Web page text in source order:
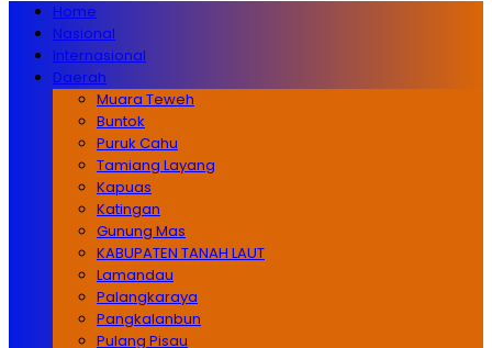
Home
Nasional
Internasional
Daerah
Muara Teweh
Buntok
Puruk Cahu
Tamiang Layang
Kapuas
Katingan
Gunung Mas
KABUPATEN TANAH LAUT
Lamandau
Palangkaraya
Pangkalanbun
Pulang Pisau